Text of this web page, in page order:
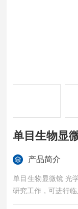
单目生物显
产品简介
单目生物显微镜 光
研究工作，可进行